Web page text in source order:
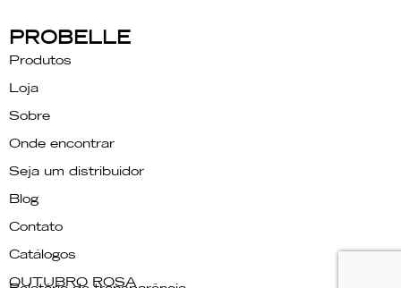
PROBELLE
Produtos
Loja
Sobre
Onde encontrar
Seja um distribuidor
Blog
Contato
Catálogos
OUTUBRO ROSA